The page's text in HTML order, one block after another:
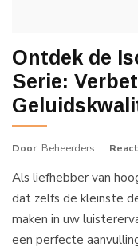
Ontdek de
Serie:
Door: Beheerders
Als liefhebber van
dat zelfs de kleinste
maken in uw
een perfecte